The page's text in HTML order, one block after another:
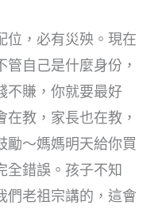
位，必有災殃。現在
自己是什麼身份，
不賺，你就要最好
教，家長也在教，
勵～媽媽明天給你買
全錯誤。孩子不知
們老祖宗講的，這會